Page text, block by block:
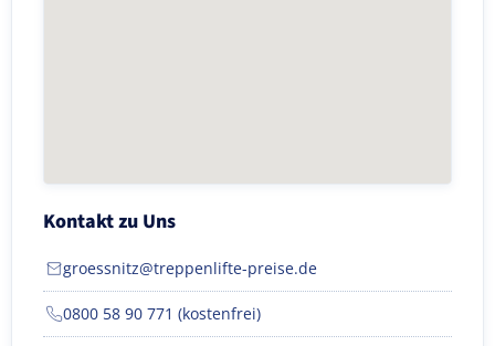
Kontakt zu Uns
groessnitz@treppenlifte-preise.de
0800 58 90 771 (kostenfrei)